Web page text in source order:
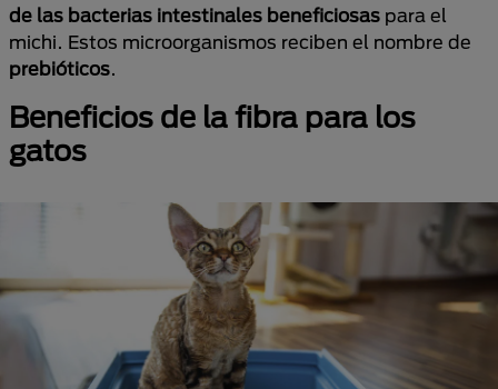
de las bacterias intestinales beneficiosas para el
michi. Estos microorganismos reciben el nombre de
prebióticos.
Beneficios de la fibra para los
gatos